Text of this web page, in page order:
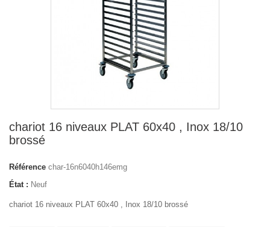
chariot 16 niveaux PLAT 60x40 , Inox 18/10
brossé
Référence char-16n6040h146emg
État : Neuf
chariot 16 niveaux PLAT 60x40 , Inox 18/10 brossé